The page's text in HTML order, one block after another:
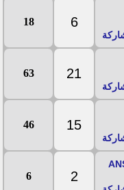
6
18
21
63
15
46
2
6